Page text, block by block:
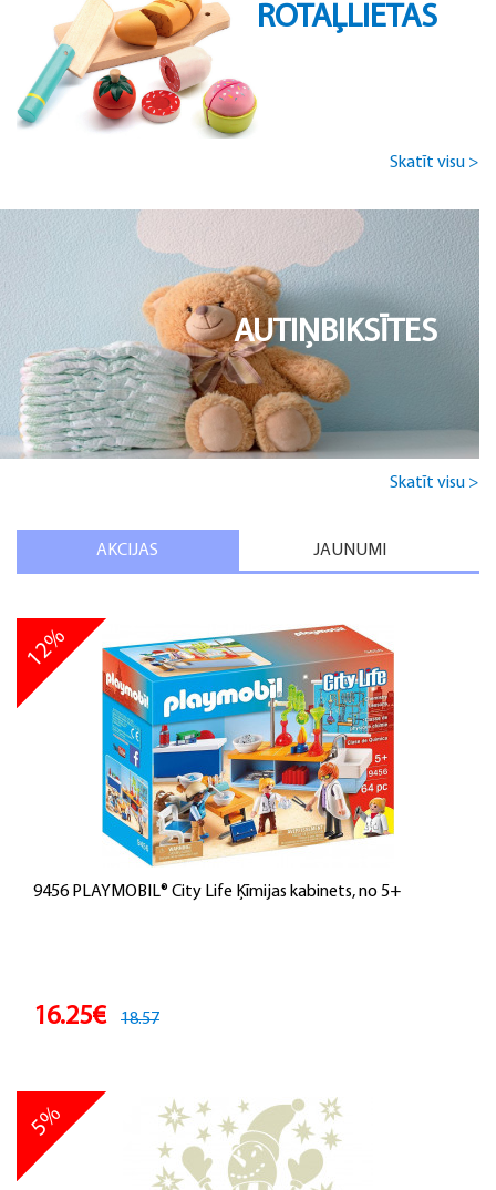
ROTAĻLIETAS
Skatīt visu >
AUTIŅBIKSĪTES
Skatīt visu >
AKCIJAS JAUNUMI
9456 PLAYMOBIL® City Life Ķīmijas kabinets, no 5+
12%
16.25€ 18.57
5%